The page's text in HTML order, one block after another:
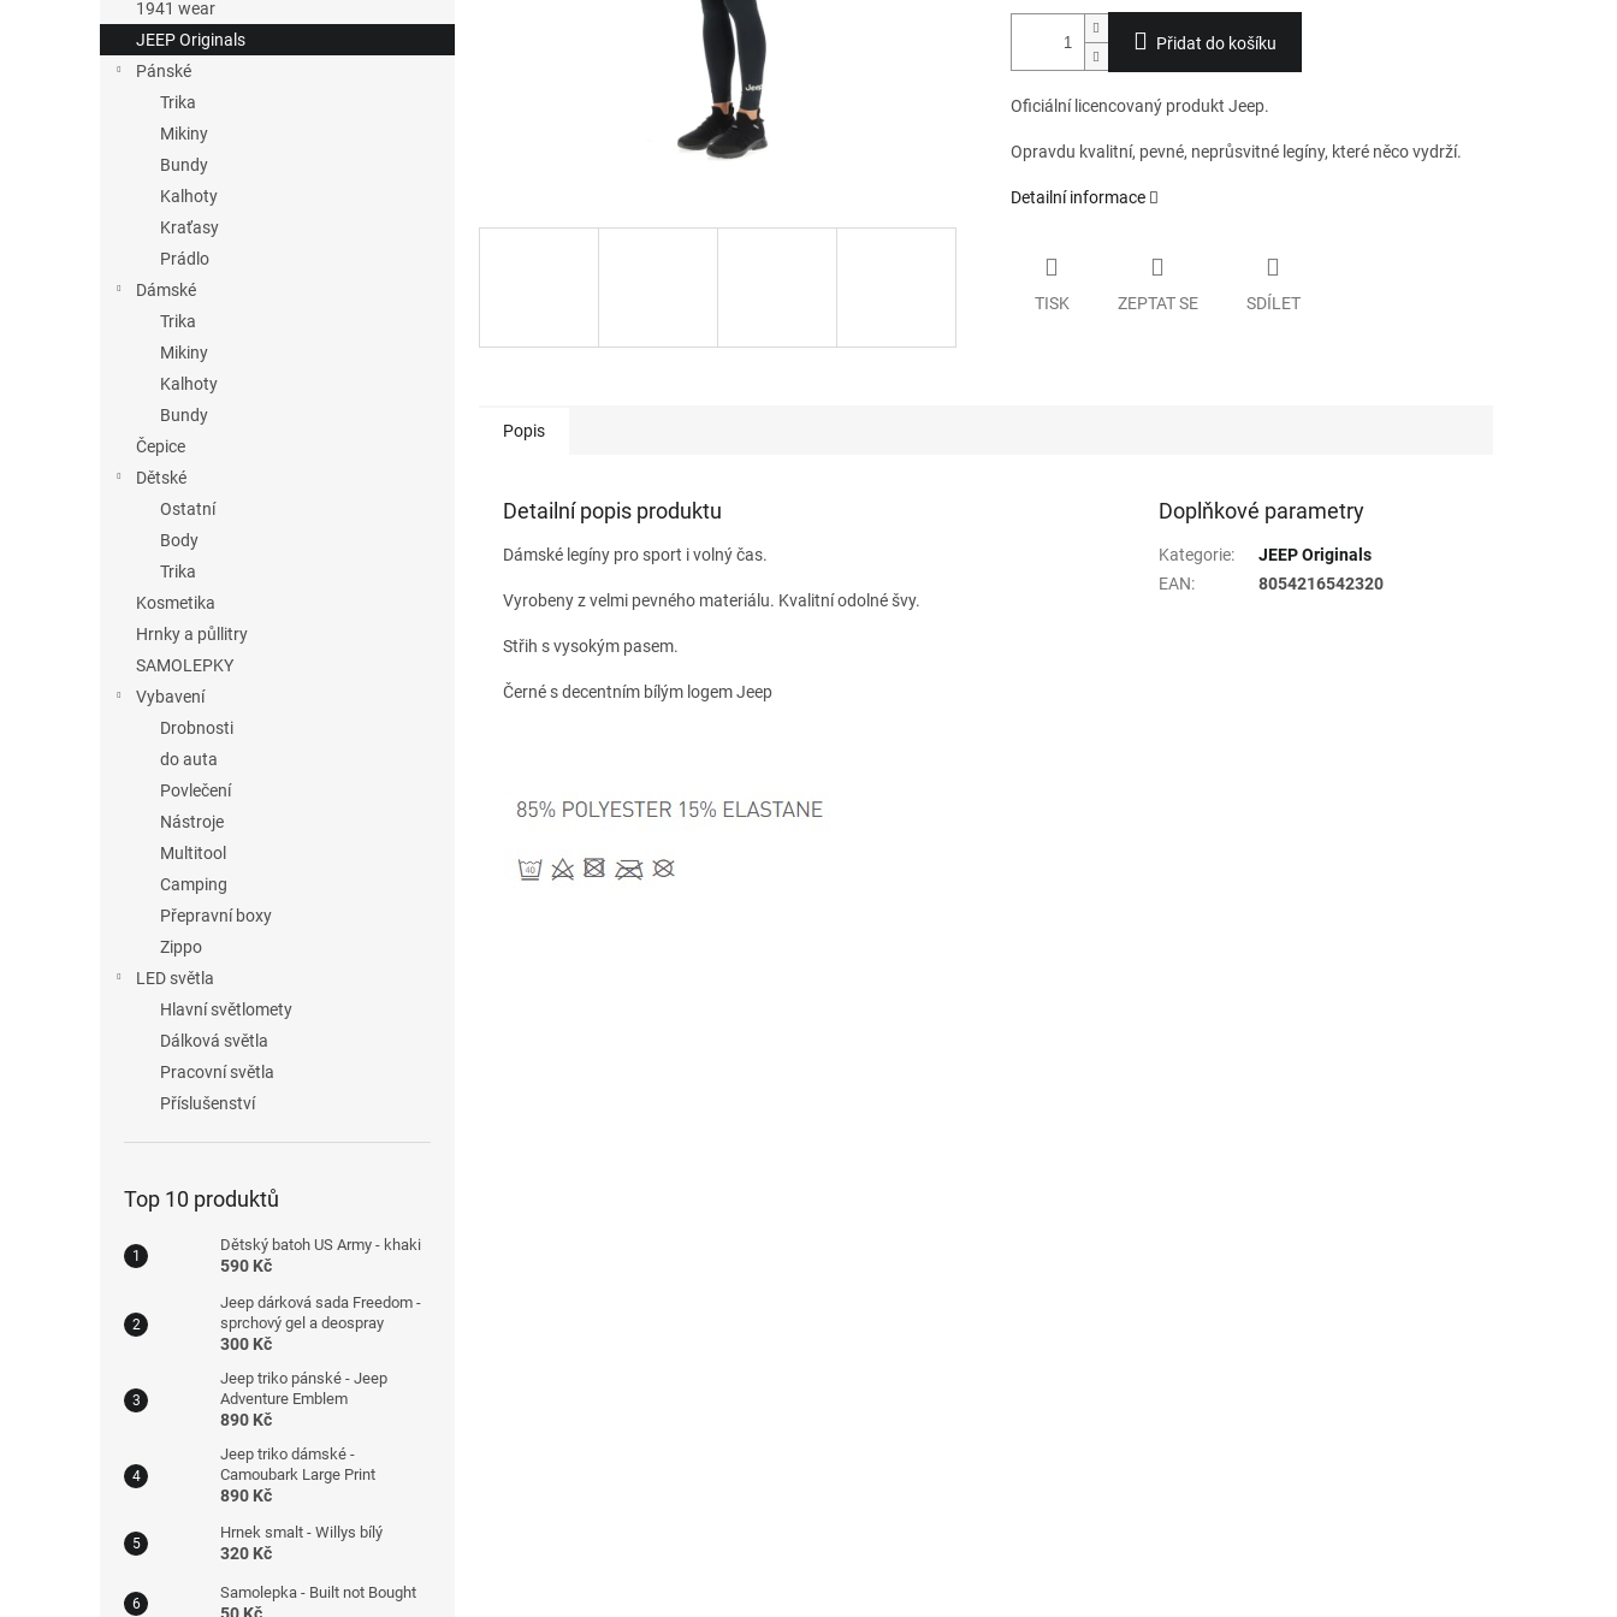
e
l
1941 wear
JEEP Originals
Pánské
Trika
Mikiny
Bundy
Kalhoty
Kraťasy
Prádlo
Dámské
Trika
Mikiny
Kalhoty
Bundy
Čepice
Dětské
Ostatní
Body
Trika
Kosmetika
Hrnky a půllitry
SAMOLEPKY
Vybavení
Drobnosti
do auta
Povlečení
Nástroje
Multitool
Camping
Přepravní boxy
Zippo
LED světla
Hlavní světlomety
Dálková světla
Pracovní světla
Příslušenství
Top 10 produktů
Dětský batoh US Army - khaki
590 Kč
Jeep dárková sada Freedom -
sprchový gel a deospray
300 Kč
Jeep triko pánské - Jeep
Adventure Emblem
890 Kč
Jeep triko dámské -
Camoubark Large Print
890 Kč
Hrnek smalt - Willys bílý
320 Kč
Samolepka - Built not Bought
Přidat do košíku
Oficiální licencovaný produkt Jeep.
Opravdu kvalitní, pevné, neprůsvitné legíny, které něco vydrží.
Detailní informace
TISK ZEPTAT SE SDÍLET
Popis
Detailní popis produktu
Dámské legíny pro sport i volný čas.
Vyrobeny z velmi pevného materiálu. Kvalitní odolné švy.
Střih s vysokým pasem.
Černé s decentním bílým logem Jeep
Doplňkové parametry
Kategorie:
JEEP Originals
EAN: 8054216542320